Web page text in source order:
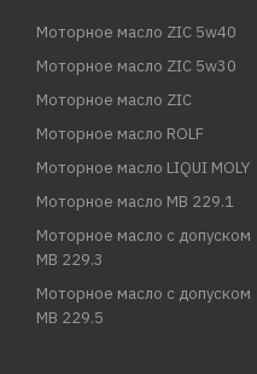
Моторное масло ZIC 5w40
Моторное масло ZIC 5w30
Моторное масло ZIC
Моторное масло ROLF
Моторное масло LIQUI MOLY
Моторное масло MB 229.1
Моторное масло с допуском
MB 229.3
Моторное масло с допуском
MB 229.5